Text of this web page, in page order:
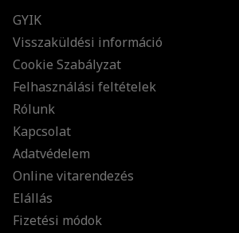
GYIK
Visszaküldési információ
Cookie Szabályzat
Felhasználási feltételek
Rólunk
Kapcsolat
Adatvédelem
Online vitarendezés
Elállás
Fizetési módok